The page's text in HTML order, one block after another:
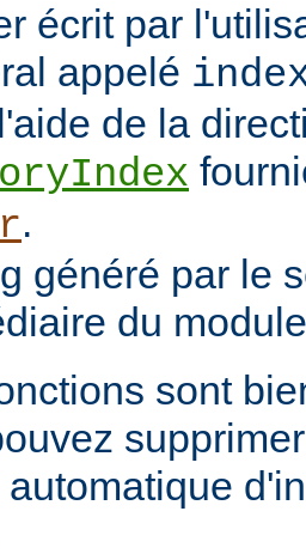
écrit par
appelé
de la
.
généré par le
du
sont